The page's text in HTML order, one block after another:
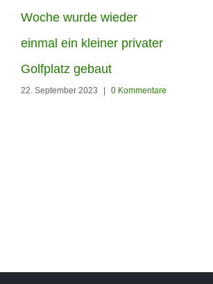
Woche wurde wieder
einmal ein kleiner privater
Golfplatz gebaut
22. September 2023 0 Kommentare